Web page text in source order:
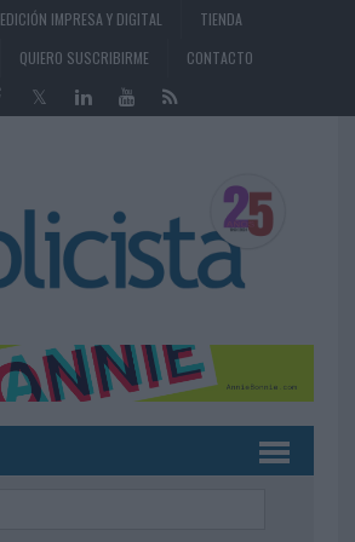
EDICIÓN IMPRESA Y DIGITAL
TIENDA
QUIERO SUSCRIBIRME CONTACTO